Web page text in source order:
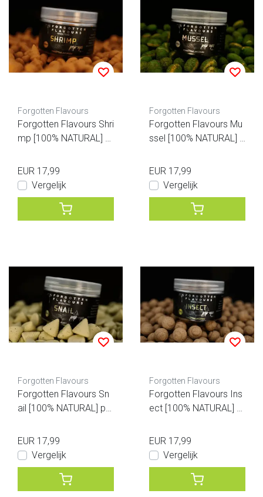
Forgotten Flavours
Forgotten Flavours Shri
mp [100% NATURAL] p
EUR 17,99
Vergelijk
Forgotten Flavours
Forgotten Flavours Mu
ssel [100% NATURAL] p
EUR 17,99
Vergelijk
Forgotten Flavours
Forgotten Flavours Sn
ail [100% NATURAL] po
EUR 17,99
Vergelijk
Forgotten Flavours
Forgotten Flavours Ins
ect [100% NATURAL] p
EUR 17,99
Vergelijk